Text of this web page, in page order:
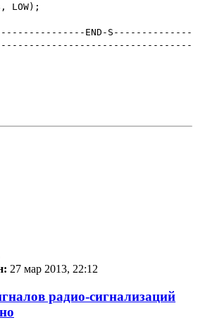
LOW);
END-S--------------
27 мар 2013, 22:12
радио-сигнализаций